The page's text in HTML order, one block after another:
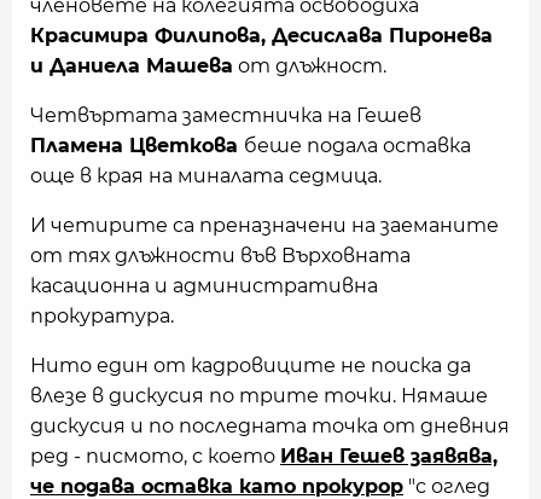
членовете на колегията освободиха
Красимира Филипова, Десислава Пиронева
и Даниела Машева от длъжност.
Четвъртата заместничка на Гешев
Пламена Цветкова беше подала оставка
още в края на миналата седмица.
И четирите са преназначени на заеманите
от тях длъжности във Върховната
касационна и административна
прокуратура.
Нито един от кадровиците не поиска да
влезе в дискусия по трите точки. Нямаше
дискусия и по последната точка от дневния
ред - писмото, с което Иван Гешев заявява,
че подава оставка като прокурор "с оглед